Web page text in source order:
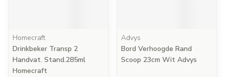
Homecraft
Drinkbeker Transp 2
Handvat. Stand.285ml
Homecraft
Advys
Bord Verhoogde Rand
Scoop 23cm Wit Advys